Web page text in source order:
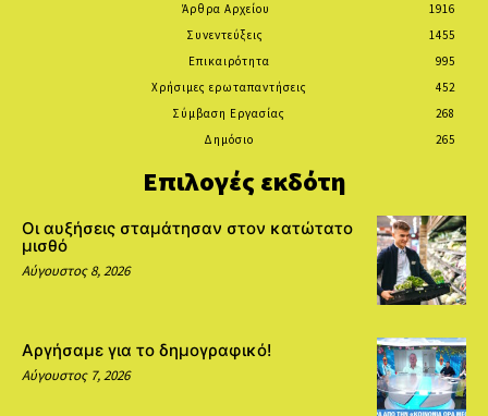
Άρθρα Αρχείου
1916
Συνεντεύξεις
1455
Επικαιρότητα
995
Χρήσιμες ερωταπαντήσεις
452
Σύμβαση Εργασίας
268
Δημόσιο
265
Επιλογές εκδότη
Οι αυξήσεις σταμάτησαν στον κατώτατο
μισθό
Αύγουστος 8, 2026
Αργήσαμε για το δημογραφικό!
Αύγουστος 7, 2026